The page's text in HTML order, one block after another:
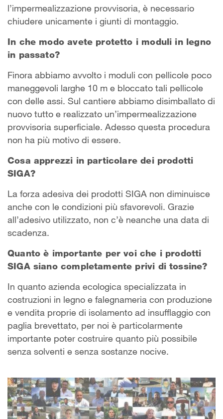
l’impermealizzazione provvisoria, è necessario
chiudere unicamente i giunti di montaggio.
In che modo avete protetto i moduli in legno
in passato?
Finora abbiamo avvolto i moduli con pellicole poco
maneggevoli larghe 10 m e bloccato tali pellicole
con delle assi. Sul cantiere abbiamo disimballato di
nuovo tutto e realizzato un’impermealizzazione
provvisoria superficiale. Adesso questa procedura
non ha più motivo di essere.
Cosa apprezzi in particolare dei prodotti
SIGA?
La forza adesiva dei prodotti SIGA non diminuisce
anche con le condizioni più sfavorevoli. Grazie
all’adesivo utilizzato, non c’è neanche una data di
scadenza.
Quanto è importante per voi che i prodotti
SIGA siano completamente privi di tossine?
In quanto azienda ecologica specializzata in
costruzioni in legno e falegnameria con produzione
e vendita proprie di isolamento ad insufflaggio con
paglia brevettato, per noi è particolarmente
importante poter costruire quanto più possibile
senza solventi e senza sostanze nocive.